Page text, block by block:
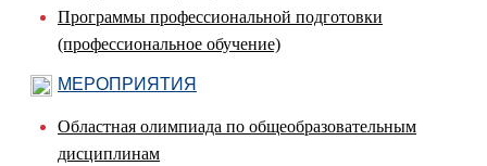
Программы профессиональной подготовки
(профессиональное обучение)
МЕРОПРИЯТИЯ
Областная олимпиада по общеобразовательным
дисциплинам